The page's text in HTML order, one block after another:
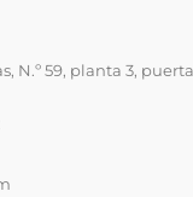
N.º 59, planta 3,